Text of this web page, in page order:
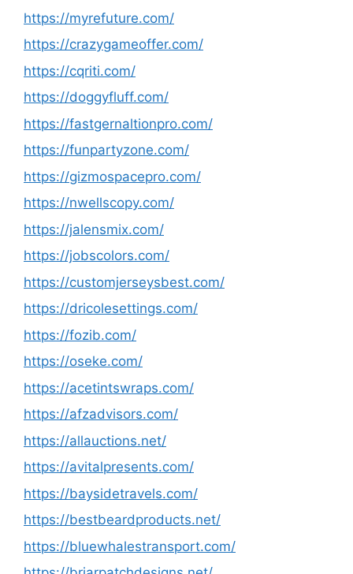
https://myrefuture.com/
https://crazygameoffer.com/
https://cqriti.com/
https://doggyfluff.com/
https://fastgernaltionpro.com/
https://funpartyzone.com/
https://gizmospacepro.com/
https://nwellscopy.com/
https://jalensmix.com/
https://jobscolors.com/
https://customjerseysbest.com/
https://dricolesettings.com/
https://fozib.com/
https://oseke.com/
https://acetintswraps.com/
https://afzadvisors.com/
https://allauctions.net/
https://avitalpresents.com/
https://baysidetravels.com/
https://bestbeardproducts.net/
https://bluewhalestransport.com/